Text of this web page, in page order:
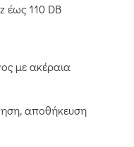
έως 110 DB
με ακέραια
αποθήκευση